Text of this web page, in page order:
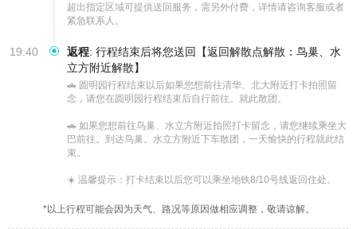
超出指定区域可提供送回服务，需另外付费，详情请咨询客服或者
紧急联系人。
19:40 返程: 行程结束后将您送回【返回解散点解散：鸟巢、水
立方附近解散】
🚗 圆明园行程结束以后如果您想前往清华、北大附近打卡拍照留
念，请您在圆明园行程结束后自行前往。就此散团。
🚗 如果您想前往鸟巢、水立方附近拍照打卡留念，请您继续乘坐大
巴前往。到达鸟巢。水立方附近下车散团，一天愉快的行程就此结
束。
☀️ 温馨提示：打卡结束以后您可以乘坐地铁8/10号线返回住处。
*以上行程可能会因为天气、路况等原因做相应调整，敬请谅解。